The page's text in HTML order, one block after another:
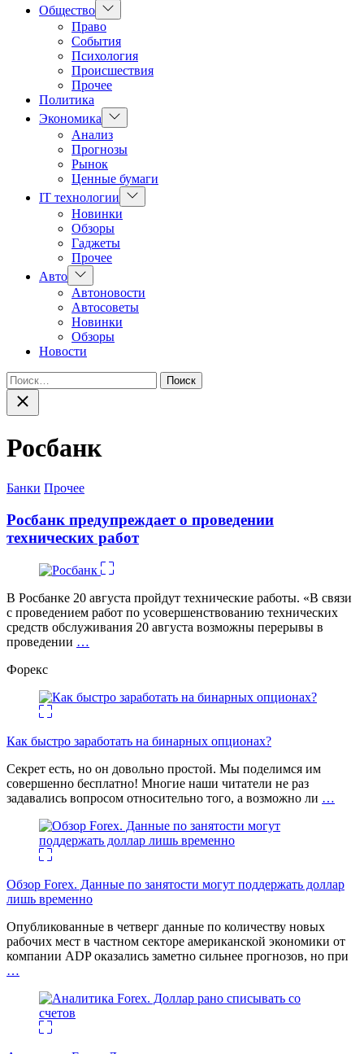
Общество Показать
подменю
Право
События
Психология
Происшествия
Прочее
Политика
Экономика
Показать
подменю
Анализ
Прогнозы
Рынок
Ценные бумаги
IT технологии
Показать
подменю
Новинки
Обзоры
Гаджеты
Прочее
Авто Показать
подменю
Автоновости
Автосоветы
Новинки
Обзоры
Новости
Найти:
Закрыть
поиск
Росбанк
Категории
Банки Прочее
Росбанк предупреждает о проведении
технических работ
В Росбанке 20 августа пройдут технические работы. «В связи
с проведением работ по усовершенствованию технических
средств обслуживания 20 августа возможны перерывы в
проведении …
Форекс
Как быстро заработать на бинарных опционах?
Секрет есть, но он довольно простой. Мы поделимся им
совершенно бесплатно! Многие наши читатели не раз
задавались вопросом относительно того, а возможно ли …
Обзор Forex. Данные по занятости могут поддержать доллар
лишь временно
Опубликованные в четверг данные по количеству новых
рабочих мест в частном секторе американской экономики от
компании ADP оказались заметно сильнее прогнозов, но при
…